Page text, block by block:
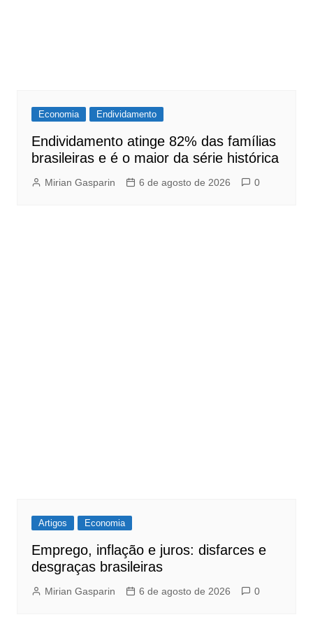
Economia Endividamento
Endividamento atinge 82% das famílias
brasileiras e é o maior da série histórica
Mirian Gasparin 6 de agosto de 2026 0
Artigos Economia
Emprego, inflação e juros: disfarces e
desgraças brasileiras
Mirian Gasparin 6 de agosto de 2026 0